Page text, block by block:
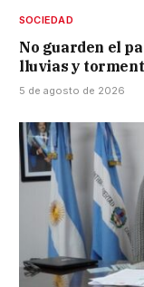
SOCIEDAD
No guarden el
lluvias y
5 de agosto de 2026